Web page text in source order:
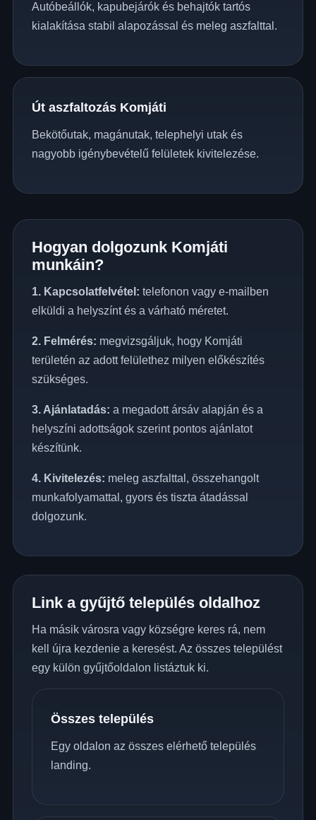
Autóbeállók, kapubejárók és behajtók tartós
kialakítása stabil alapozással és meleg aszfalttal.
Út aszfaltozás Komjáti
Bekötőutak, magánutak, telephelyi utak és
nagyobb igénybevételű felületek kivitelezése.
Hogyan dolgozunk Komjáti
munkáin?
1. Kapcsolatfelvétel: telefonon vagy e-mailben
elküldi a helyszínt és a várható méretet.
2. Felmérés: megvizsgáljuk, hogy Komjáti
területén az adott felülethez milyen előkészítés
szükséges.
3. Ajánlatadás: a megadott ársáv alapján és a
helyszíni adottságok szerint pontos ajánlatot
készítünk.
4. Kivitelezés: meleg aszfalttal, összehangolt
munkafolyamattal, gyors és tiszta átadással
dolgozunk.
Link a gyűjtő település oldalhoz
Ha másik városra vagy községre keres rá, nem
kell újra kezdenie a keresést. Az összes települést
egy külön gyűjtőoldalon listáztuk ki.
Összes település
Egy oldalon az összes elérhető település
landing.